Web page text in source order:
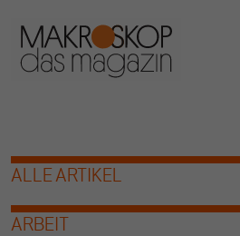
ALLE ARTIKEL
ARBEIT